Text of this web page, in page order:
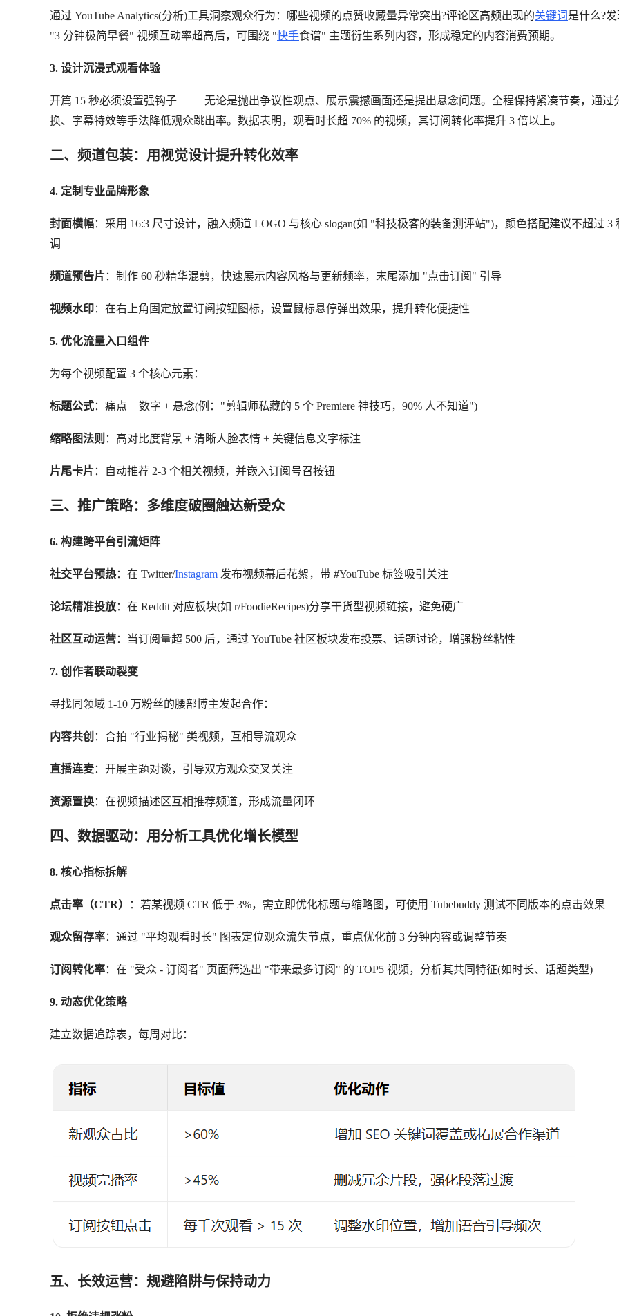
通过 YouTube Analytics(分析)工具洞察观众行为：哪些视频的点赞收藏量异常突出?评论区高频出现的关键词 是什么?
"3 分钟极简早餐" 视频互动率超高后，可围绕 "快手食谱" 主题衍生系列内容，形成稳定的内容消费预期。
3. 设计沉浸式观看体验
开篇 15 秒必须设置强钩子 —— 无论是抛出争议性观点、展示震撼画面还是提出悬念问题。全程保持紧凑节奏，通过
换、字幕特效等手法降低观众跳出率。数据表明，观看时长超 70% 的视频，其订阅转化率提升 3 倍以上。
二、频道包装：用视觉设计提升转化效率
4. 定制专业品牌形象
封面横幅：采用 16:3 尺寸设计，融入频道 LOGO 与核心 slogan(如 "科技极客的装备测评站")，颜色搭配建议不超过 3
调
频道预告片 ：制作 60 秒精华混剪，快速展示内容风格与更新频率，末尾添加 "点击订阅" 引导
视频水印：在右上角固定放置订阅按钮图标，设置鼠标悬停弹出效果，提升转化便捷性
5. 优化流量入口组件
为每个视频配置 3 个核心元素：
标题公式：痛点 + 数字 + 悬念(例："剪辑师私藏的 5 个 Premiere 神技巧，90% 人不知道")
缩略图法则 ：高对比度背景 + 清晰人脸表情 + 关键信息文字标注
片尾卡片 ：自动推荐 2-3 个相关视频，并嵌入订阅号召按钮
三、推广策略：多维度破圈触达新受众
6. 构建跨平台引流矩阵
社交平台预热：在 Twitter/Instagram 发布视频幕后花絮，带 #YouTube 标签吸引关注
论坛精准投放：在 Reddit 对应板块(如 r/FoodieRecipes)分享干货型视频链接，避免硬广
社区互动运营：当订阅量超 500 后，通过 YouTube 社区板块发布投票、话题讨论，增强粉丝粘性
7. 创作者联动裂变
寻找同领域 1-10 万粉丝的腰部博主发起合作：
内容共创 ：合拍 "行业揭秘" 类视频，互相导流观众
直播连麦：开展主题对谈，引导双方观众交叉关注
资源置换：在视频描述区互相推荐频道，形成流量闭环
四、数据驱动：用分析工具优化增长模型
8. 核心指标拆解
点击率（CTR） ：若某视频 CTR 低于 3%，需立即优化标题与缩略图，可使用 Tubebuddy 测试不同版本的点击效果
观众留存率：通过 "平均观看时长" 图表定位观众流失节点，重点优化前 3 分钟内容或调整节奏
订阅转化率：在 "受众 - 订阅者" 页面筛选出 "带来最多订阅" 的 TOP5 视频，分析其共同特征(如时长、话题类型)
9. 动态优化策略
建立数据追踪表，每周对比：
五、长效运营：规避陷阱与保持动力